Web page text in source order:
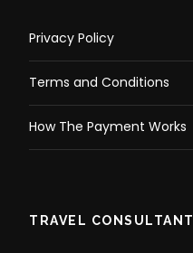
Privacy Policy
Terms and Conditions
How The Payment Works
TRAVEL CONSULTANT